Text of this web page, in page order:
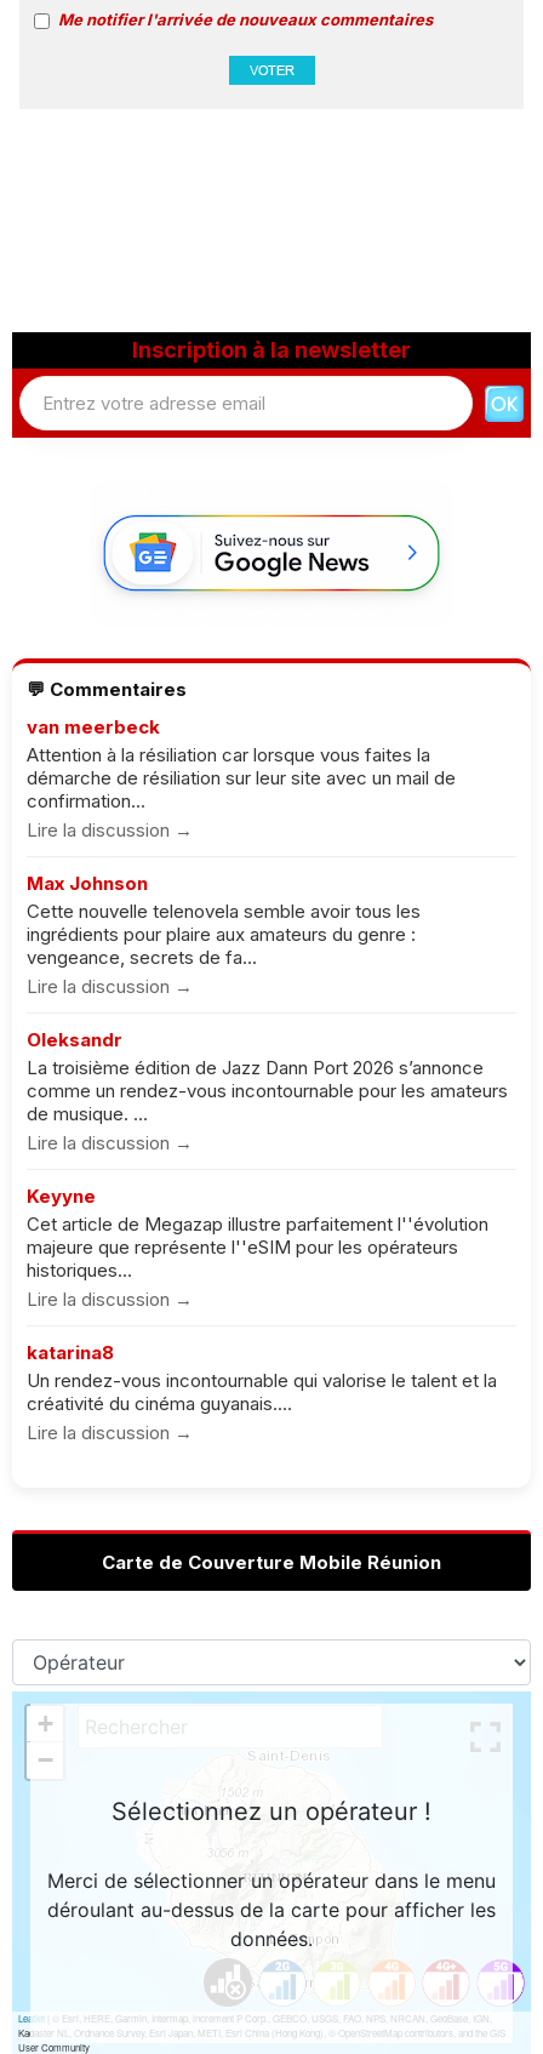
Me notifier l'arrivée de nouveaux commentaires
Inscription à la newsletter
💬 Commentaires
van meerbeck
Attention à la résiliation car lorsque vous faites la
démarche de résiliation sur leur site avec un mail de
confirmation...
Lire la discussion →
Max Johnson
Cette nouvelle telenovela semble avoir tous les
ingrédients pour plaire aux amateurs du genre :
vengeance, secrets de fa...
Lire la discussion →
Oleksandr
La troisième édition de Jazz Dann Port 2026 s’annonce
comme un rendez-vous incontournable pour les amateurs
de musique. ...
Lire la discussion →
Keyyne
Cet article de Megazap illustre parfaitement l''évolution
majeure que représente l''eSIM pour les opérateurs
historiques...
Lire la discussion →
katarina8
Un rendez-vous incontournable qui valorise le talent et la
créativité du cinéma guyanais....
Lire la discussion →
Carte de Couverture Mobile Réunion